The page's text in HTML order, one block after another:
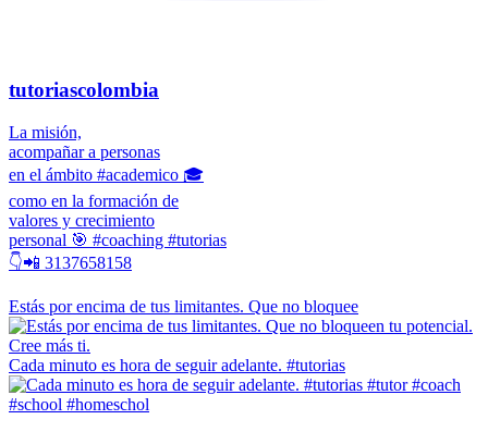
tutoriascolombia
La misión,
acompañar a personas
en el ámbito #academico 🎓
como en la formación de
valores y crecimiento
personal 🎯 #coaching #tutorias
👇📲 3137658158
Estás por encima de tus limitantes. Que no bloquee
Cada minuto es hora de seguir adelante. #tutorias